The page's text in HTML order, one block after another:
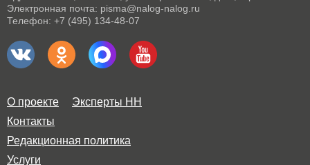
Электронная почта: pisma@nalog-nalog.ru
Телефон: +7 (495) 134-48-07
О проекте
Эксперты НН
Контакты
Редакционная политика
Услуги